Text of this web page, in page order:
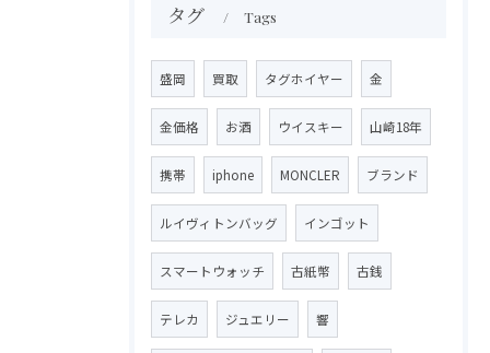
タグ Tags
盛岡 買取 タグホイヤー 金
金価格 お酒 ウイスキー 山崎18年
携帯 iphone MONCLER ブランド
ルイヴィトンバッグ インゴット
スマートウォッチ 古紙幣 古銭
テレカ ジュエリー 響